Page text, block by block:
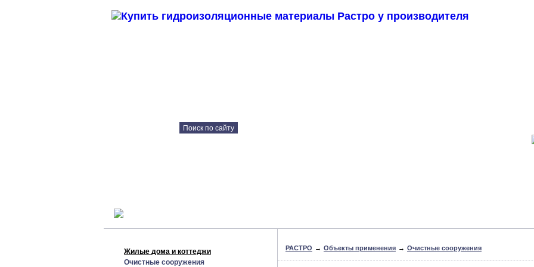
Жилые дома и коттеджи
Очистные сооружения
РАСТРО → Объекты применения → Очистные сооружения